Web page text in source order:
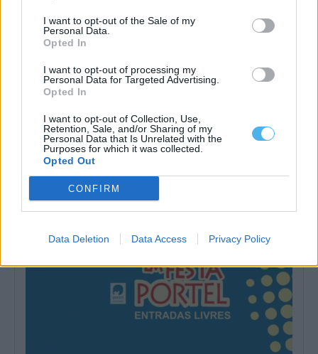
I want to opt-out of the Sale of my
Personal Data.
Opted In
I want to opt-out of processing my
Personal Data for Targeted Advertising.
Opted In
I want to opt-out of Collection, Use,
Retention, Sale, and/or Sharing of my
Personal Data that Is Unrelated with the
Purposes for which it was collected.
Opted Out
CONFIRM
Data Deletion Data Access Privacy Policy
Mora: Revestimento e pavimento estão a ser renovados no
Centro Cultural de Cabeção
O Centro Cultural de Cabeção, no concelho de Mora, está a ser
alvo de...
8 Agosto, 2026 - 15:00